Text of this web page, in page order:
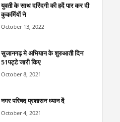
युवती के साथ दरिंदगी की हदें पार कर दी
कुकर्मियों ने
October 13, 2022
सुजानगढ़ मे अभियान के शुरुआती दिन
51पट्टे जारी किए
October 8, 2021
नगर परिषद प्रशासन ध्यान दें
October 4, 2021